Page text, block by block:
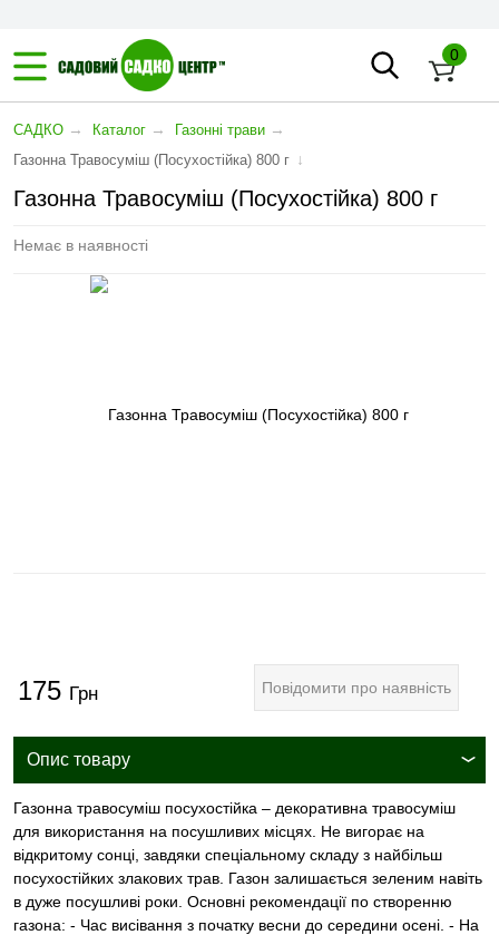
0
САДКО → Каталог → Газонні трави →
Газонна Травосуміш (Посухостійка) 800 г ↓
Газонна Травосуміш (Посухостійка) 800 г
Немає в наявності
175 Грн Повідомити про наявність
Опис товару
Газонна травосуміш посухостійка – декоративна травосуміш
для використання на посушливих місцях. Не вигорає на
відкритому сонці, завдяки спеціальному складу з найбільш
посухостійких злакових трав. Газон залишається зеленим навіть
в дуже посушливі роки. Основні рекомендації по створенню
газона: - Час висівання з початку весни до середини осені. - На